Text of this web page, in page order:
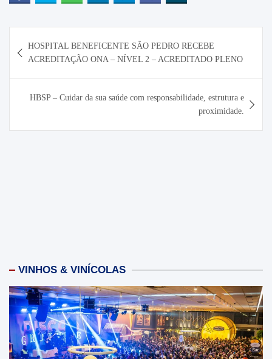
de
Post
HOSPITAL BENEFICENTE SÃO PEDRO RECEBE
ACREDITAÇÃO ONA – NÍVEL 2 – ACREDITADO PLENO
HBSP – Cuidar da sua saúde com responsabilidade, estrutura e
proximidade.
VINHOS & VINÍCOLAS